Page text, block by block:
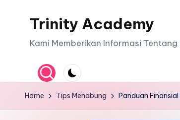
Trinity Academy
Kami Memberikan Informasi
Home Tips Menabung Panduan